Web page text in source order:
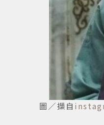
圖／擷自